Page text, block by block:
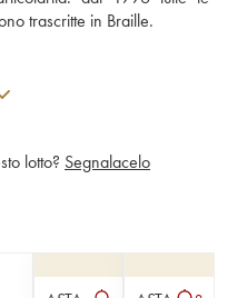
trascritte in Braille.
lotto? Segnalacelo